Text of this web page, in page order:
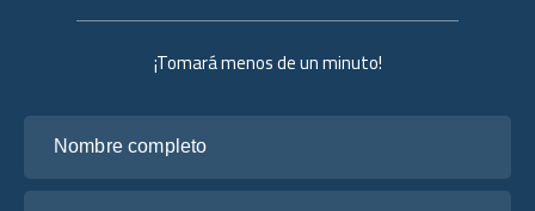
¡Tomará menos de un minuto!